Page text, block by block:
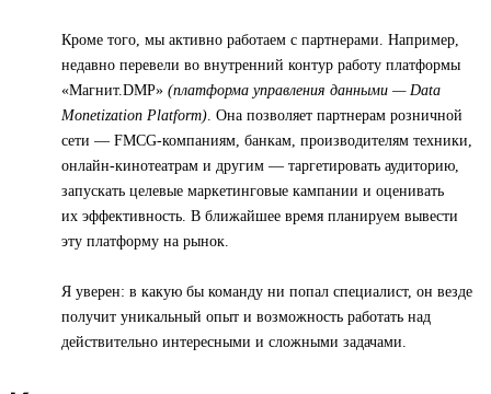
Кроме того, мы активно работаем с партнерами. Например,
недавно перевели во внутренний контур работу платформы
«Магнит.DMP» (платформа управления данными — Data
Monetization Platform). Она позволяет партнерам розничной
сети — FMCG-компаниям, банкам, производителям техники,
онлайн-кинотеатрам и другим — таргетировать аудиторию,
запускать целевые маркетинговые кампании и оценивать
их эффективность. В ближайшее время планируем вывести
эту платформу на рынок.
Я уверен: в какую бы команду ни попал специалист, он везде
получит уникальный опыт и возможность работать над
действительно интересными и сложными задачами.